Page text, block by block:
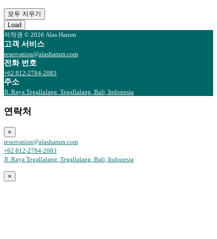
모두 지우기
Load
저작권 © 2026 Alas Harum
고객 서비스
reservation@alasharum.com
전화 번호
+62 812-2784-2083
주소
Jl. Raya Tegallalang, Tegallalang, Bali, Indonesia
연락처
×
reservation@alasharum.com
+62 812-2784-2083
Jl. Raya Tegallalang, Tegallalang, Bali, Indonesia
×